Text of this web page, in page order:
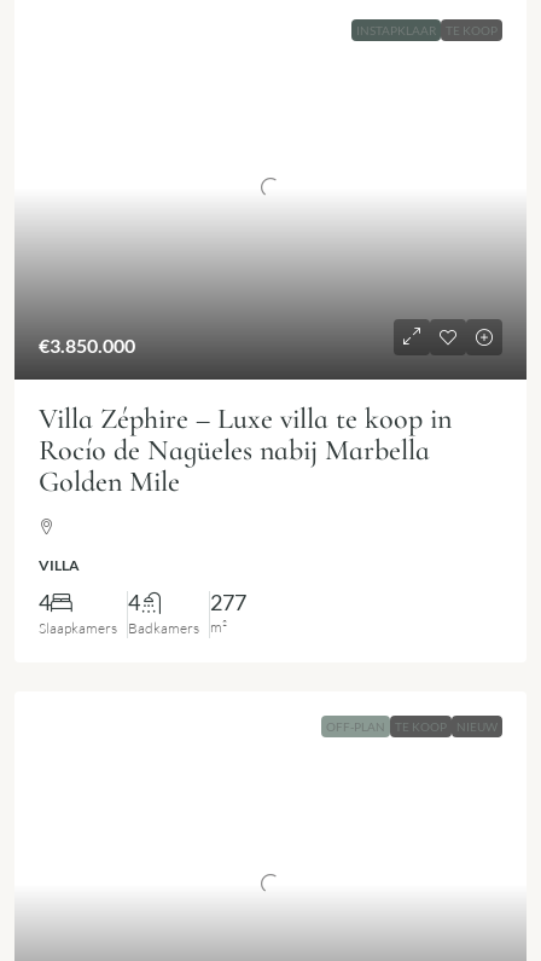
INSTAPKLAAR TE KOOP
€3.850.000
Villa Zéphire – Luxe villa te koop in
Rocío de Nagüeles nabij Marbella
Golden Mile
VILLA
4
Slaapkamers
4
Badkamers
277
m²
OFF-PLAN TE KOOP NIEUW